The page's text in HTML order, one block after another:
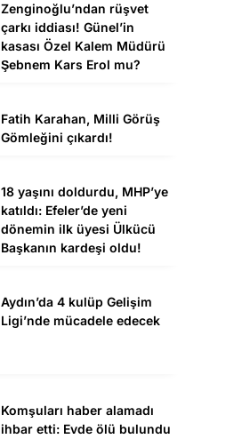
Zenginoğlu’ndan rüşvet
çarkı iddiası! Günel’in
kasası Özel Kalem Müdürü
Şebnem Kars Erol mu?
Fatih Karahan, Milli Görüş
Gömleğini çıkardı!
18 yaşını doldurdu, MHP’ye
katıldı: Efeler’de yeni
dönemin ilk üyesi Ülkücü
Başkanın kardeşi oldu!
Aydın’da 4 kulüp Gelişim
Ligi’nde mücadele edecek
Komşuları haber alamadı
ihbar etti: Evde ölü bulundu